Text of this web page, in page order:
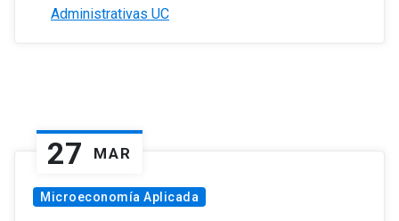
Administrativas UC
27 MAR
Microeconomía Aplicada